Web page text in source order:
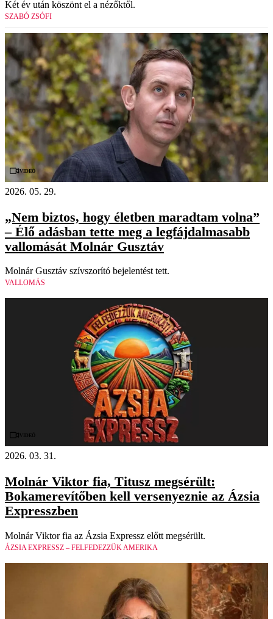
Két év után köszönt el a nézőktől.
SZABÓ ZSÓFI
Videó
2026. 05. 29.
„Nem biztos, hogy életben maradtam volna”
– Élő adásban tette meg a legfájdalmasabb
vallomását Molnár Gusztáv
Molnár Gusztáv szívszorító bejelentést tett.
VALLOMÁS
Videó
2026. 03. 31.
Molnár Viktor fia, Titusz megsérült:
Bokamerevítőben kell versenyeznie az Ázsia
Expresszben
Molnár Viktor fia az Ázsia Expressz előtt megsérült.
ÁZSIA EXPRESSZ – FELFEDEZZÜK AMERIKA